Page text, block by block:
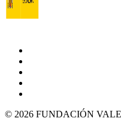
© 2026 FUNDACIÓN